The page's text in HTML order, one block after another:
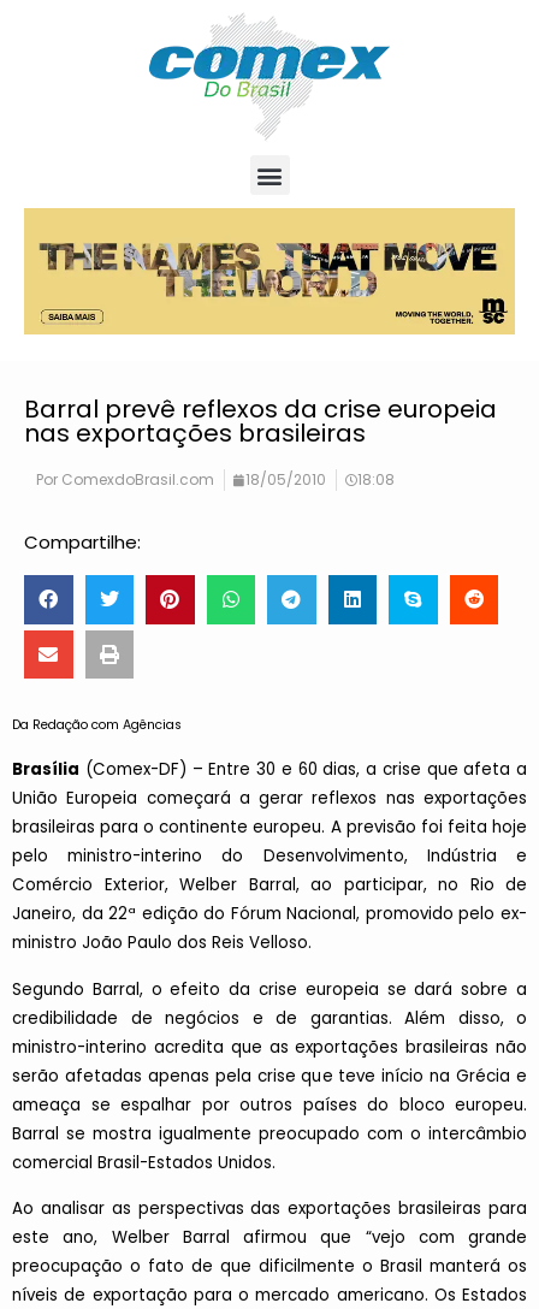
Barral prevê reflexos da crise europeia
nas exportações brasileiras
Por ComexdoBrasil.com 18/05/2010 18:08
Compartilhe:
Da Redação com Agências
Brasília (Comex-DF) – Entre 30 e 60 dias, a crise que afeta a
União Europeia começará a gerar reflexos nas exportações
brasileiras para o continente europeu. A previsão foi feita hoje
pelo ministro-interino do Desenvolvimento, Indústria e
Comércio Exterior, Welber Barral, ao participar, no Rio de
Janeiro, da 22ª edição do Fórum Nacional, promovido pelo ex-
ministro João Paulo dos Reis Velloso.
Segundo Barral, o efeito da crise europeia se dará sobre a
credibilidade de negócios e de garantias. Além disso, o
ministro-interino acredita que as exportações brasileiras não
serão afetadas apenas pela crise que teve início na Grécia e
ameaça se espalhar por outros países do bloco europeu.
Barral se mostra igualmente preocupado com o intercâmbio
comercial Brasil-Estados Unidos.
Ao analisar as perspectivas das exportações brasileiras para
este ano, Welber Barral afirmou que “vejo com grande
preocupação o fato de que dificilmente o Brasil manterá os
níveis de exportação para o mercado americano. Os Estados